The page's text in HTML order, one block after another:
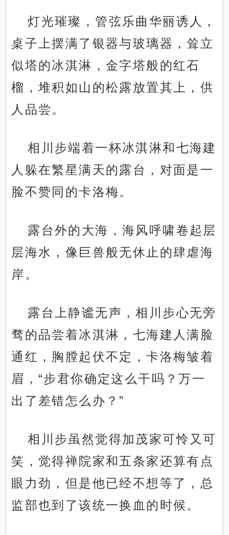
灯光璀璨，管弦乐曲华丽诱人，
桌子上摆满了银器与玻璃器，耸立
似塔的冰淇淋，金字塔般的红石
榴，堆积如山的松露放置其上，供
人品尝。
相川步端着一杯冰淇淋和七海建
人躲在繁星满天的露台，对面是一
脸不赞同的卡洛梅。
露台外的大海，海风呼啸卷起层
层海水，像巨兽般无休止的肆虐海
岸。
露台上静谧无声，相川步心无旁
骛的品尝着冰淇淋，七海建人满脸
通红，胸膛起伏不定，卡洛梅皱着
眉，“步君你确定这么干吗？万一
出了差错怎么办？”
相川步虽然觉得加茂家可怜又可
笑，觉得禅院家和五条家还算有点
眼力劲，但是他已经不想等了，总
监部也到了该统一换血的时候。